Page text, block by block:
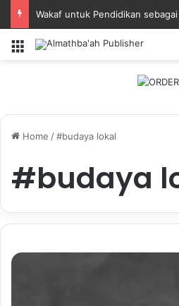
Menu
Home /#budaya lokal
#budaya